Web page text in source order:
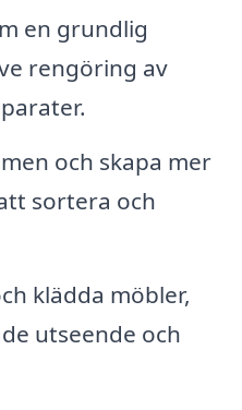
en grundlig
rengöring av
och skapa mer
sortera och
klädda möbler,
utseende och